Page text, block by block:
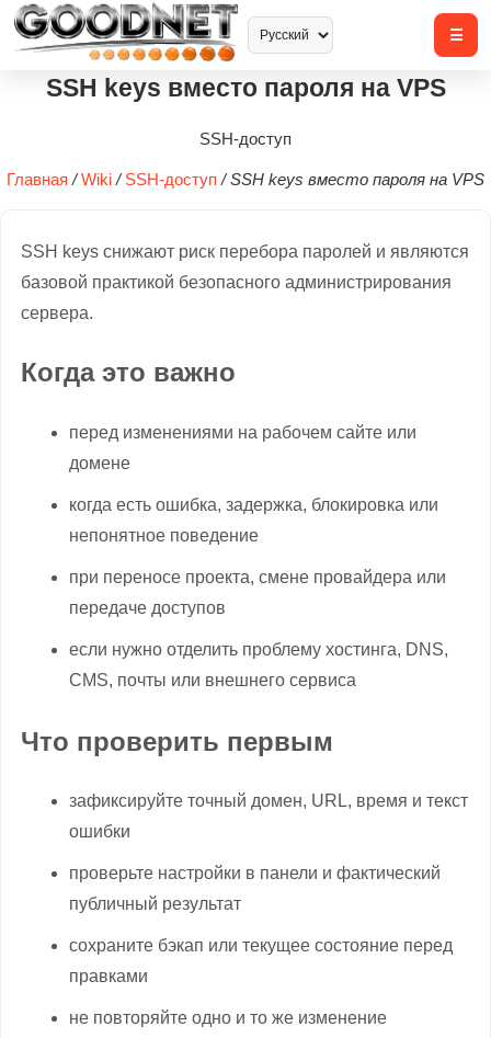
SSH keys вместо пароля на VPS
SSH-доступ
Главная / Wiki / SSH-доступ / SSH keys вместо пароля на VPS
SSH keys снижают риск перебора паролей и являются
базовой практикой безопасного администрирования
сервера.
Когда это важно
перед изменениями на рабочем сайте или
домене
когда есть ошибка, задержка, блокировка или
непонятное поведение
при переносе проекта, смене провайдера или
передаче доступов
если нужно отделить проблему хостинга, DNS,
CMS, почты или внешнего сервиса
Что проверить первым
зафиксируйте точный домен, URL, время и текст
ошибки
проверьте настройки в панели и фактический
публичный результат
сохраните бэкап или текущее состояние перед
правками
не повторяйте одно и то же изменение